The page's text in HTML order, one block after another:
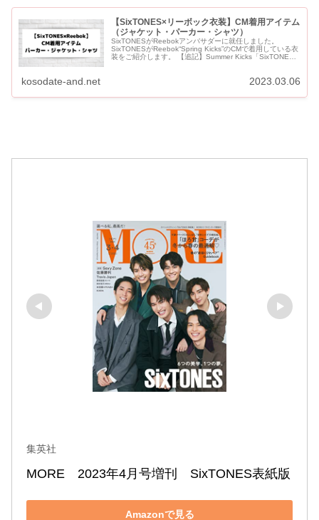
【SixTONES×リーボック衣装】CM着用アイテム
（ジャケット・パーカー・シャツ）
SixTONESがReebokアンバサダーに就任しました。
SixTONESがReebok“Spring Kicks”のCMで着用している衣
装をご紹介します。 【追記】Summer Kicks「SixTONES
kosodate-and.net 2023.03.06
集英社
MORE　2023年4月号増刊　SixTONES表紙版
Amazonで見る